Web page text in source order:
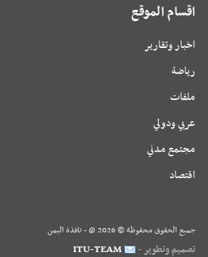
اقسام الموقع
اخبار وتقارير
رياضة
ملفات
عربي ودولي
مجتمع مدني
اقتصاد
جميع الحقوق محفوظة ©2026 @ - نافذة اليمن
تصميم وتطوير - ITU-TEAM